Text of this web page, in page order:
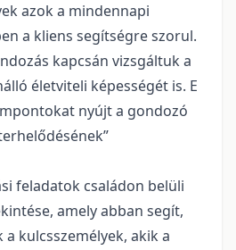
azok a mindennapi
a kliens segítségre szorul.
kapcsán vizsgáltuk a
életviteli képességét is. E
nyújt a gondozó
feladatok családon belüli
amely abban segít,
kulcsszemélyek, akik a